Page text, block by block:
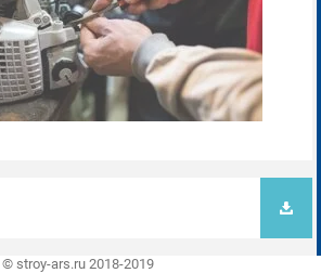
© stroy-ars.ru 2018-2019